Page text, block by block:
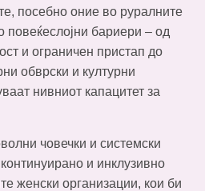
посебно оние во руралните
повеќеслојни бариери – од
и ограничен пристап до
обврски и културни
нивниот капацитет за
човечки и системски
и инклузивно
женски организации, кои би